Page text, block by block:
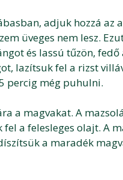
adjuk hozzá az
üveges nem lesz.
és lassú tűzön,
lazítsuk fel a rizst
percig még puhulni.
a magvakat. A
a felesleges olajt. A
a maradék